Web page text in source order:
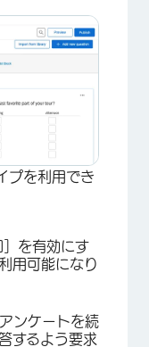
検証
ける回答要件
プを利用でき
］を有効にす
用可能になり
ンケートを続
するよう要求